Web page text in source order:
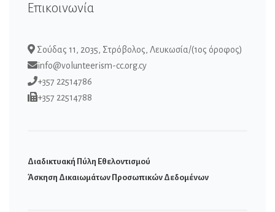
Επικοινωνία
Σούδας 11, 2035, Στρόβολος, Λευκωσία/(1ος όροφος)
info@volunteerism-cc.org.cy
+357 22514786
+357 22514788
Διαδικτυακή Πύλη Εθελοντισμού
Άσκηση Δικαιωμάτων Προσωπικών Δεδομένων